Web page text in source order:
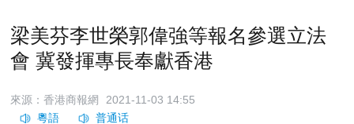
梁美芬李世榮郭偉強等報名參選立法
會 冀發揮專長奉獻香港
來源：香港商報網 2021-11-03 14:55